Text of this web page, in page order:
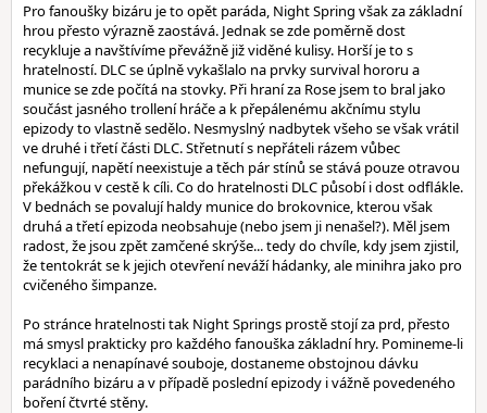
Pro fanoušky bizáru je to opět paráda, Night Spring však za základní
hrou přesto výrazně zaostává. Jednak se zde poměrně dost
recykluje a navštívíme převážně již viděné kulisy. Horší je to s
hratelností. DLC se úplně vykašlalo na prvky survival hororu a
munice se zde počítá na stovky. Při hraní za Rose jsem to bral jako
součást jasného trollení hráče a k přepálenému akčnímu stylu
epizody to vlastně sedělo. Nesmyslný nadbytek všeho se však vrátil
ve druhé i třetí části DLC. Střetnutí s nepřáteli rázem vůbec
nefungují, napětí neexistuje a těch pár stínů se stává pouze otravou
překážkou v cestě k cíli. Co do hratelnosti DLC působí i dost odflákle.
V bednách se povalují haldy munice do brokovnice, kterou však
druhá a třetí epizoda neobsahuje (nebo jsem ji nenašel?). Měl jsem
radost, že jsou zpět zamčené skrýše... tedy do chvíle, kdy jsem zjistil,
že tentokrát se k jejich otevření neváží hádanky, ale minihra jako pro
cvičeného šimpanze.
Po stránce hratelnosti tak Night Springs prostě stojí za prd, přesto
má smysl prakticky pro každého fanouška základní hry. Pomineme-li
recyklaci a nenapínavé souboje, dostaneme obstojnou dávku
parádního bizáru a v případě poslední epizody i vážně povedeného
boření čtvrté stěny.